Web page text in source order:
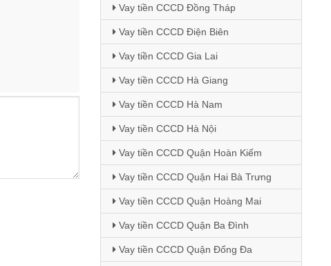
Vay tiền CCCD Đồng Tháp
Vay tiền CCCD Điện Biên
Vay tiền CCCD Gia Lai
Vay tiền CCCD Hà Giang
Vay tiền CCCD Hà Nam
Vay tiền CCCD Hà Nội
Vay tiền CCCD Quận Hoàn Kiếm
Vay tiền CCCD Quận Hai Bà Trưng
Vay tiền CCCD Quận Hoàng Mai
Vay tiền CCCD Quận Ba Đình
Vay tiền CCCD Quận Đống Đa